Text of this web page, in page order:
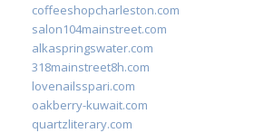
coffeeshopcharleston.com
salon104mainstreet.com
alkaspringswater.com
318mainstreet8h.com
lovenailsspari.com
oakberry-kuwait.com
quartzliterary.com